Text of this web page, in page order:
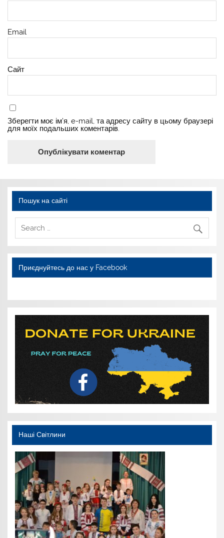
Email
Сайт
Зберегти моє ім'я, e-mail, та адресу сайту в цьому браузері
для моїх подальших коментарів.
Пошук на сайті
Приєднуйтесь до нас у Facebook
WordPress YouTube
Наші Світлини